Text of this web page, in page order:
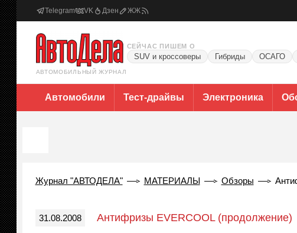
Telegram VK Дзен ЖЖ
АВТОМОБИЛЬНЫЙ ЖУРНАЛ
СЕЙЧАС ПИШЕМ О
SUV и кроссоверы Гибриды ОСАГО
Автомобили Тест-драйвы Электроника
Журнал "АВТОДЕЛА" МАТЕРИАЛЫ Обзоры
31.08.2008 Антифризы EVERCOOL (продолжение)